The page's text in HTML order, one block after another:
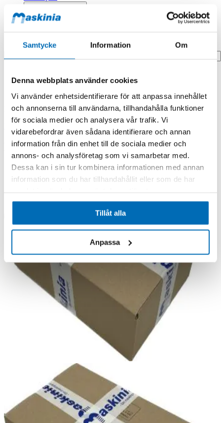
Samtycke Information Om
Denna webbplats använder cookies
Vi använder enhetsidentifierare för att anpassa innehållet
och annonserna till användarna, tillhandahålla funktioner
för sociala medier och analysera vår trafik. Vi
vidarebefordrar även sådana identifierare och annan
information från din enhet till de sociala medier och
annons- och analysföretag som vi samarbetar med.
Dessa kan i sin tur kombinera informationen med annan
information som du har tillhandahållit eller som de har
Tillåt alla
Anpassa
Profilprodukter
Search
Hem
Kit
Produkten finns i följande kategorier:
Kit